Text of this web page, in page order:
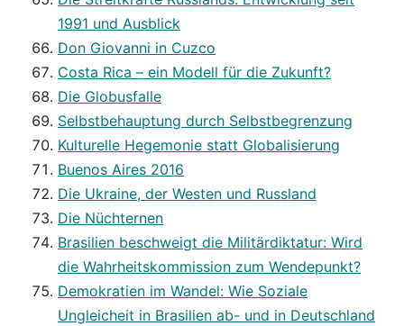
1991 und Ausblick
Don Giovanni in Cuzco
Costa Rica – ein Modell für die Zukunft?
Die Globusfalle
Selbstbehauptung durch Selbstbegrenzung
Kulturelle Hegemonie statt Globalisierung
Buenos Aires 2016
Die Ukraine, der Westen und Russland
Die Nüchternen
Brasilien beschweigt die Militärdiktatur: Wird
die Wahrheitskommission zum Wendepunkt?
Demokratien im Wandel: Wie Soziale
Ungleicheit in Brasilien ab- und in Deutschland